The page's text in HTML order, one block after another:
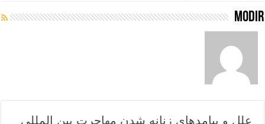
modir
علل و پيامدهاي زنانه شدن مهاجرت بين المللي